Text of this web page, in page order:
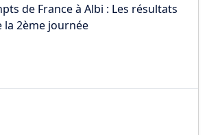
de France à Albi : Les résultats
la 2ème journée